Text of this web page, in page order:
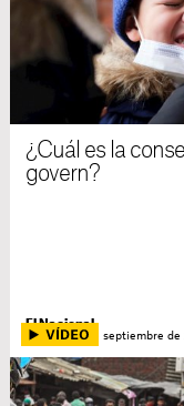
¿Cuál es la
govern?
El Nacional
Viernes, 18 de septiembre